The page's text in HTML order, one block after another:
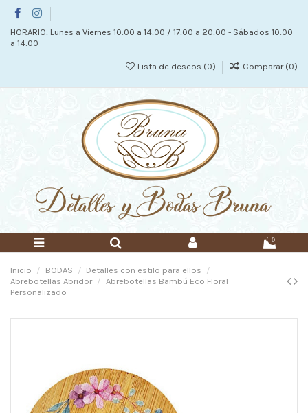
HORARIO: Lunes a Viernes 10:00 a 14:00 / 17:00 a 20:00 - Sábados 10:00
a 14:00
Lista de deseos (0) Comparar (0)
0
Inicio BODAS
Detalles con estilo para ellos
Abrebotellas Abridor
Abrebotellas Bambú Eco Floral
Personalizado